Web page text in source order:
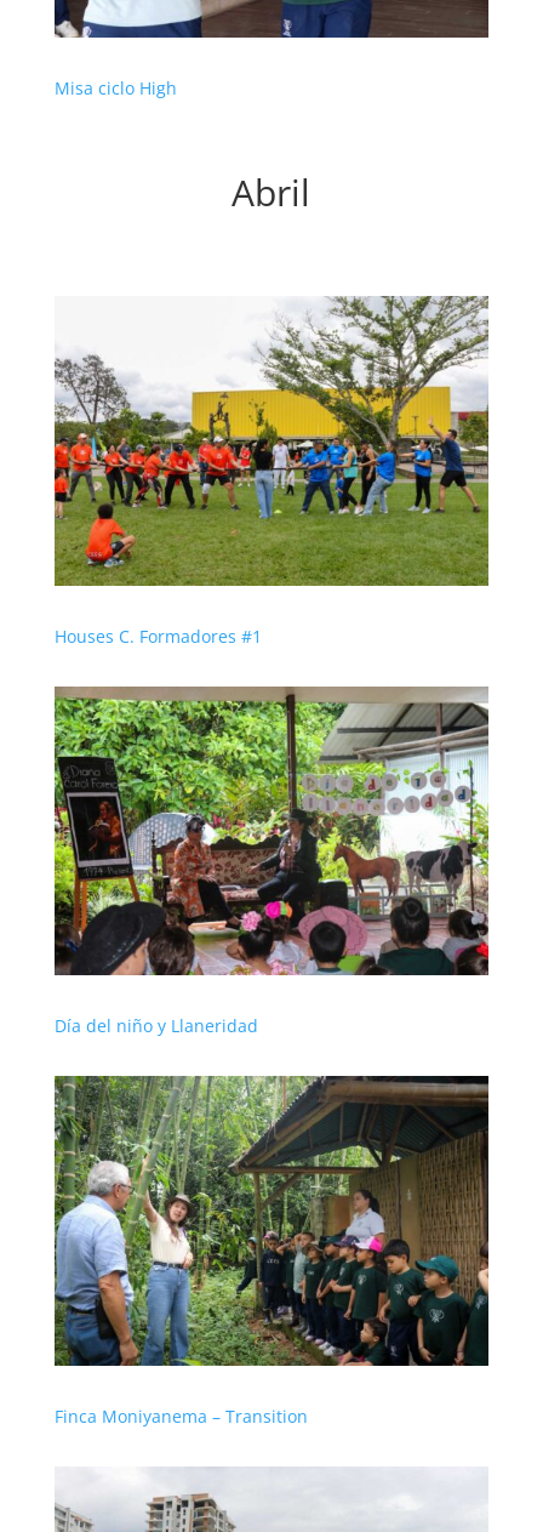
Misa ciclo High
Abril
Houses C. Formadores #1
Día del niño y Llaneridad
Finca Moniyanema – Transition